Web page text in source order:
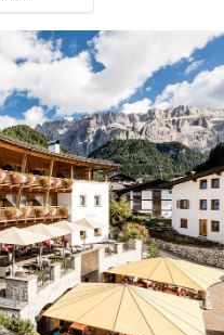
asm., prieškambaris,
vonios kambarys su
4 asm., svetainė su
kambarys su dušu ir
4 asm., vonios kambarys
sofa, balkonas);
m2, 2 asm., vonios